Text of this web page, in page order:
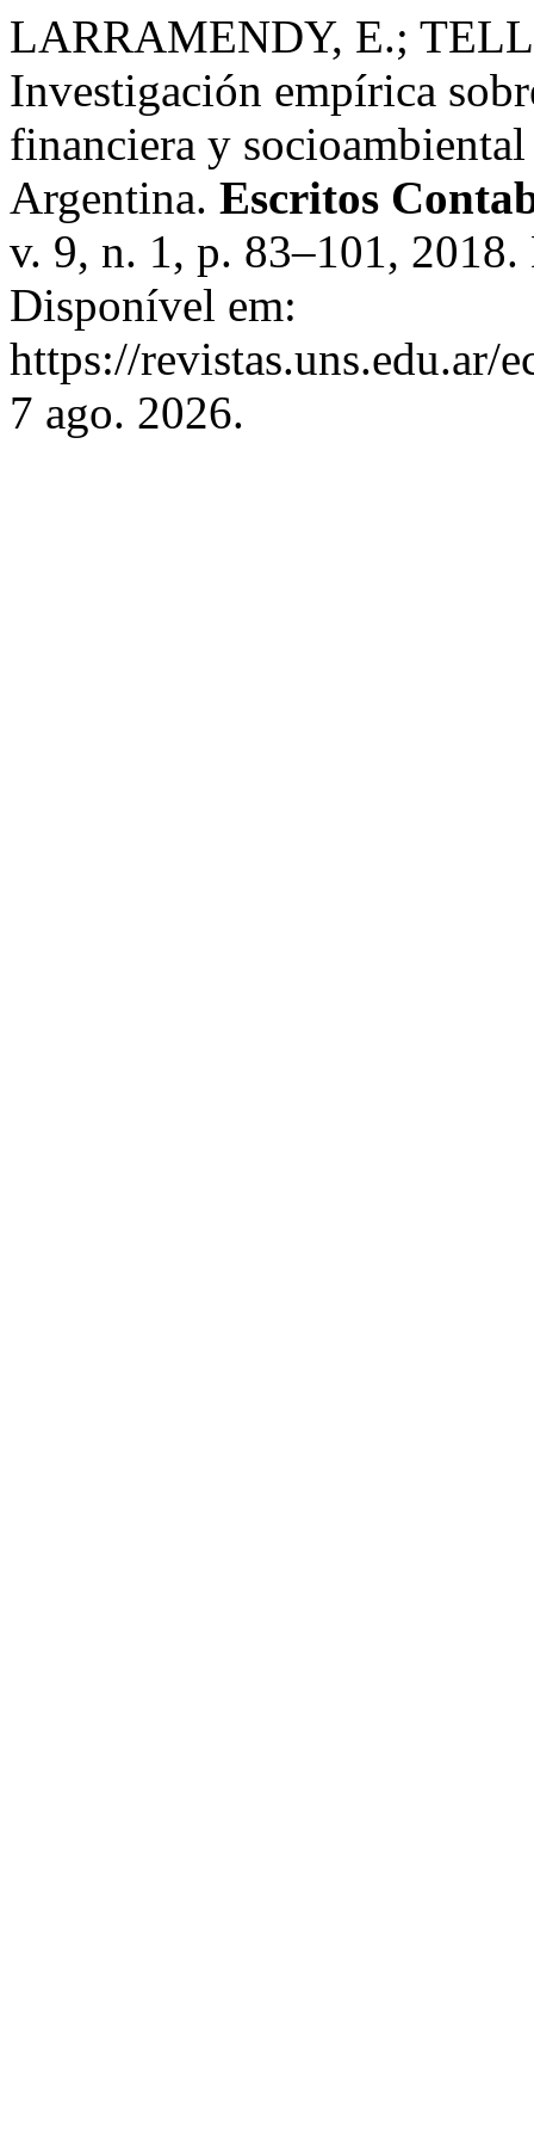
LARRAMENDY, E.;
Investigación empírica
financiera y
Argentina. Escritos
v. 9, n. 1, p. 83–101,
Disponível em:
https://revistas.uns.edu.ar/
7 ago. 2026.